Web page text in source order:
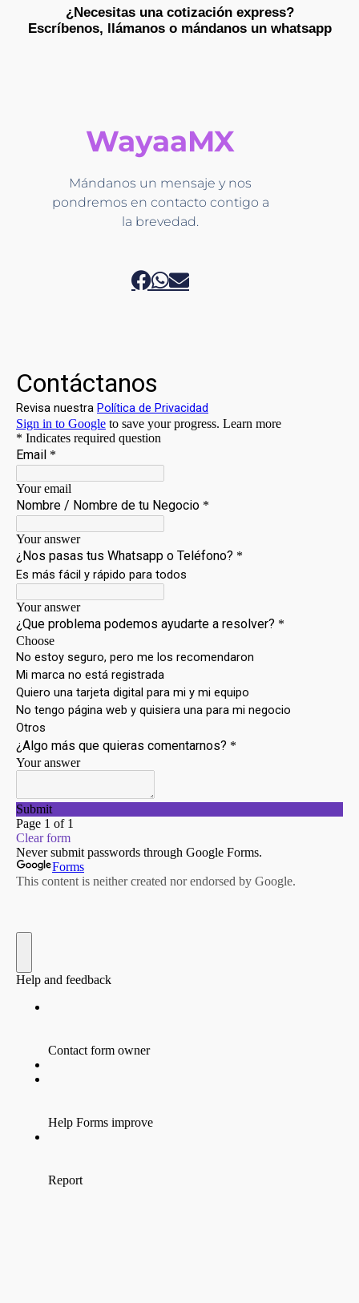
¿Necesitas una cotización express?
Escríbenos, llámanos o mándanos un whatsapp​
WayaaMX
Mándanos un mensaje y nos
pondremos en contacto contigo a
la brevedad.